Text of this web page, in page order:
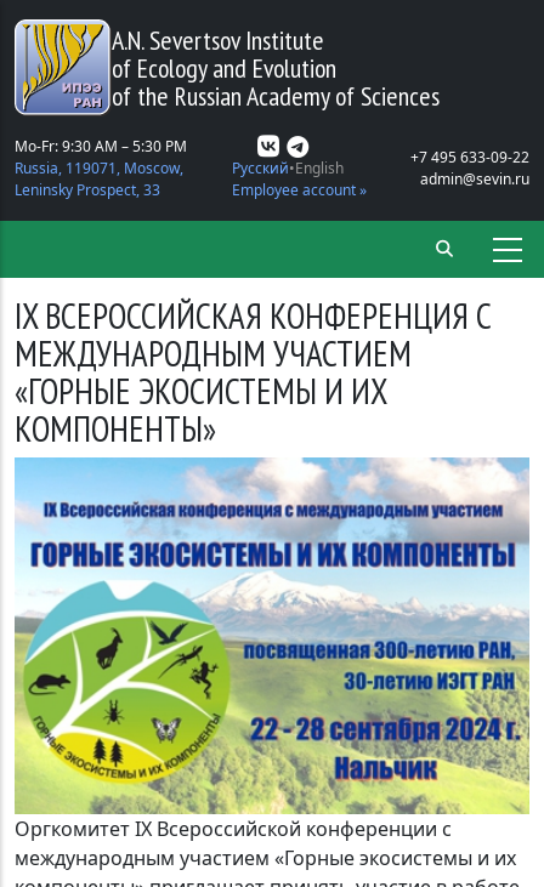
Skip to main content
A.N. Severtsov Institute
of Ecology and Evolution
of the Russian Academy of Sciences
Mo-Fr: 9:30 AM – 5:30 PM
Russia, 119071, Moscow,
Leninsky Prospect, 33
Русский English
Employee account »
+7 495 633-09-22
admin@sevin.ru
IX ВСЕРОССИЙСКАЯ КОНФЕРЕНЦИЯ С
МЕЖДУНАРОДНЫМ УЧАСТИЕМ
«ГОРНЫЕ ЭКОСИСТЕМЫ И ИХ
КОМПОНЕНТЫ»
Оргкомитет IX Всероссийской конференции с
международным участием «Горные экосистемы и их